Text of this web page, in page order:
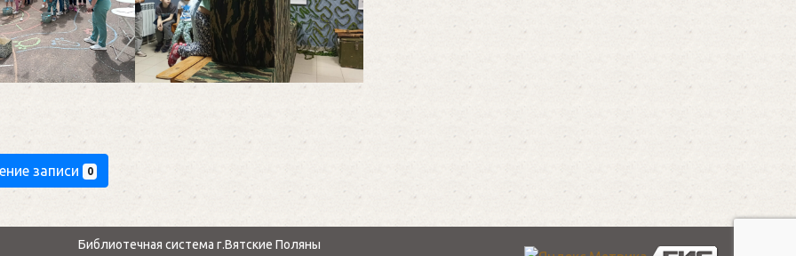
записи 0
Библиотечная система г.Вятские Поляны